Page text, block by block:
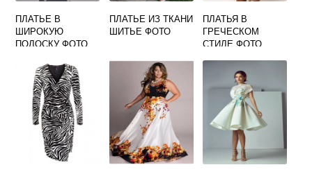
ПЛАТЬЕ В
ШИРОКУЮ
ПОЛОСКУ ФОТО
ПЛАТЬЕ ИЗ ТКАНИ
ШИТЬЕ ФОТО
ПЛАТЬЯ В
ГРЕЧЕСКОМ
СТИЛЕ ФОТО